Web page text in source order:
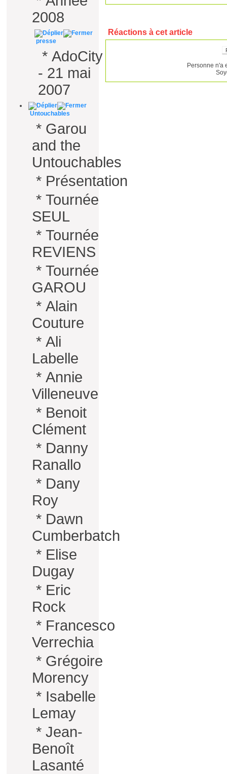
2008
presse
* AdoCity
- 21 mai
2007
Untouchables
* Garou
and the
Untouchables
* Présentation
* Tournée
SEUL
* Tournée
REVIENS
* Tournée
GAROU
* Alain
Couture
* Ali
Labelle
* Annie
Villeneuve
* Benoit
Clément
* Danny
Ranallo
* Dany
Roy
* Dawn
Cumberbatch
* Elise
Dugay
* Eric
Rock
* Francesco
Verrechia
* Grégoire
Morency
* Isabelle
Lemay
* Jean-
Benoît
Lasanté
Réactions à cet article
Personne n'a